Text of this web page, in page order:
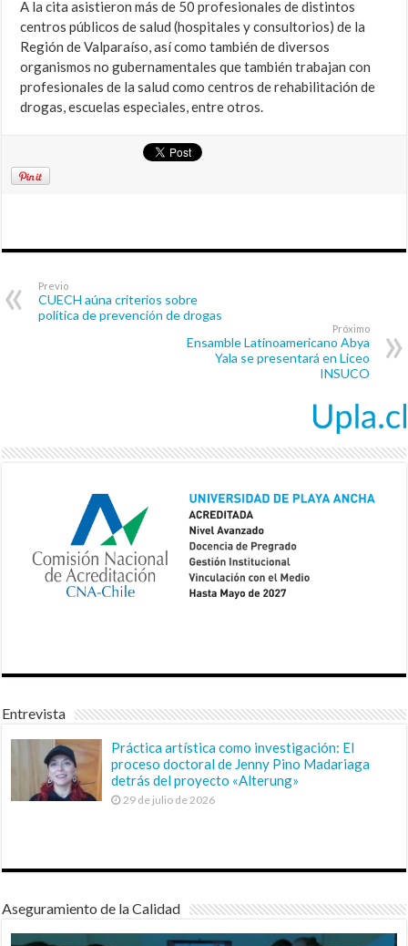
A la cita asistieron más de 50 profesionales de distintos
centros públicos de salud (hospitales y consultorios) de la
Región de Valparaíso, así como también de diversos
organismos no gubernamentales que también trabajan con
profesionales de la salud como centros de rehabilitación de
drogas, escuelas especiales, entre otros.
Previo
CUECH aúna criterios sobre
política de prevención de drogas
Próximo
Ensamble Latinoamericano Abya
Yala se presentará en Liceo
INSUCO
Entrevista
Práctica artística como investigación: El
proceso doctoral de Jenny Pino Madariaga
detrás del proyecto «Alterung»
29 de julio de 2026
Aseguramiento de la Calidad